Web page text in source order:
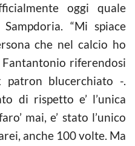
oggi quale
“Mi spiace
che nelcalcio ho
riferendosi
patron blucerchiato -.
di rispetto e’ l’unica
mai, e’ stato l’unico
anche 100 volte. Ma